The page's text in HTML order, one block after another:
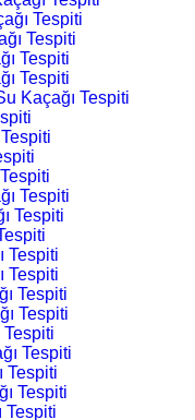
Tespiti
Tespiti
Tespiti
Tespiti
Kaçağı Tespiti
Tespiti
Tespiti
Tespiti
Tespiti
Tespiti
Tespiti
Tespiti
Tespiti
Tespiti
Tespiti
Tespiti